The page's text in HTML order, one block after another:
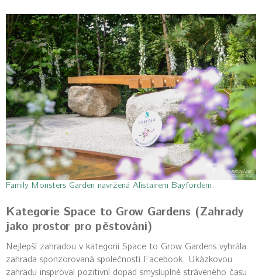
Family Monsters Garden navržená Alistairem Bayfordem.
Kategorie Space to Grow Gardens (Zahrady
jako prostor pro pěstování)
Nejlepší zahradou v kategorii Space to Grow Gardens vyhrála
zahrada sponzorovaná společností Facebook. Ukázkovou
zahradu inspiroval pozitivní dopad smysluplně stráveného času